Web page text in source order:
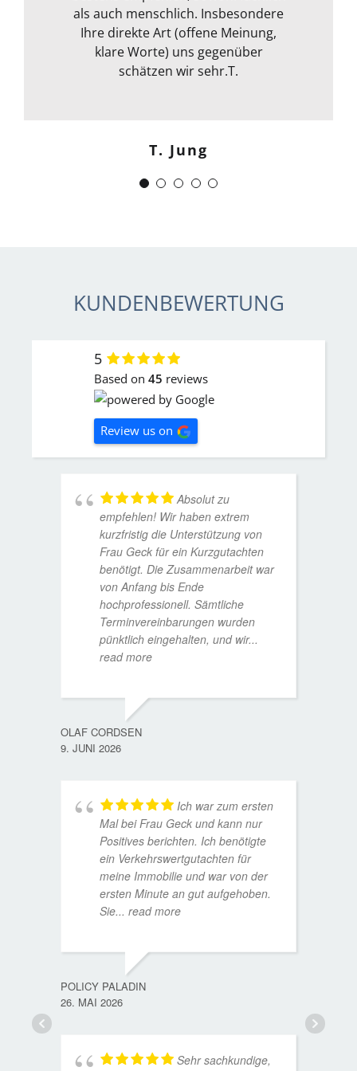
als auch menschlich. Insbesondere
Ihre direkte Art (offene Meinung,
klare Worte) uns gegenüber
schätzen wir sehr.T.
T. Jung
Kommunikation war auch bestens .
Egal ob email Telefon etc… Alles in
allem kann ich sie nur
weiterempfehlen. Weiter so !
J. Schwaber
KUNDENBEWERTUNG
5
Based on 45 reviews
Review us on
Absolut zu
empfehlen! Wir haben extrem
kurzfristig die Unterstützung von
Frau Geck für ein Kurzgutachten
benötigt. Die Zusammenarbeit war
von Anfang bis Ende
hochprofessionell. Sämtliche
Terminvereinbarungen wurden
pünktlich eingehalten, und wir...
read more
OLAF CORDSEN
9. JUNI 2026
Ich war zum ersten
Mal bei Frau Geck und kann nur
Positives berichten. Ich benötigte
ein Verkehrswertgutachten für
meine Immobilie und war von der
ersten Minute an gut aufgehoben.
Sie... read more
POLICY PALADIN
26. MAI 2026
Sehr sachkundige,